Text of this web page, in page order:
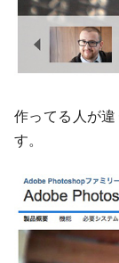
作ってる人が
す。